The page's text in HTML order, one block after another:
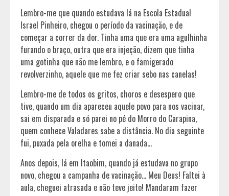
Lembro-me que quando estudava lá na Escola Estadual
Israel Pinheiro, chegou o período da vacinação, e de
começar a correr da dor. Tinha uma que era uma agulhinha
furando o braço, outra que era injeção, dizem que tinha
uma gotinha que não me lembro, e o famigerado
revolverzinho, aquele que me fez criar sebo nas canelas!
Lembro-me de todos os gritos, choros e desespero que
tive, quando um dia apareceu aquele povo para nos vacinar,
sai em disparada e só parei no pé do Morro do Carapina,
quem conhece Valadares sabe a distância. No dia seguinte
fui, puxada pela orelha e tomei a danada…
Anos depois, lá em Itaobim, quando já estudava no grupo
novo, chegou a campanha de vacinação… Meu Deus! Faltei à
aula, cheguei atrasada e não teve jeito! Mandaram fazer